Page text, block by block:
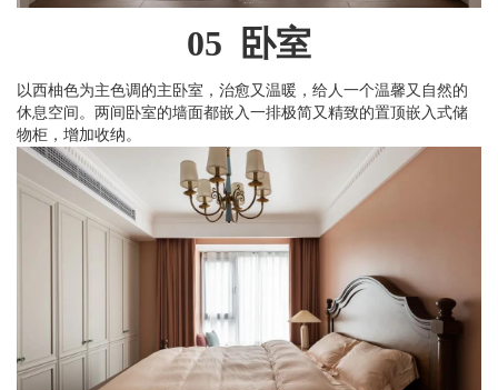
05 卧室
以西柚色为主色调的主卧室，治愈又温暖，给人一个温馨又自然的
休息空间。两间卧室的墙面都嵌入一排极简又精致的置顶嵌入式储
物柜，增加收纳。